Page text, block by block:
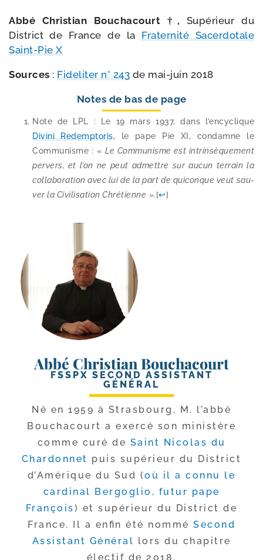
Abbé Christian Bouchacourt †, Supérieur du
District de France de laFraternité Sacerdotale
Saint-​Pie X
Sources : Fideliter n° 243 de mai-​juin 2018
Notes de bas de page
Note de LPL : Le 19 mars 1937, dans l’en­cy­clique
Divini Redemptoris, le pape Pie XI, condamne le
Communisme : « Le Communisme est intrin­sè­que­ment
per­vers, et l’on ne peut admettre sur aucun ter­rain la
col­la­bo­ra­tion avec lui de la part de qui­conque veut sau­
ver la Civilisation Chrétienne ».[↩]
Abbé Christian Bouchacourt
FSSPX SECOND ASSISTANT
GÉNÉRAL
Né en 1959 à Strasbourg, M. l’ab­bé
Bouchacourt a exer­cé son minis­tère
comme curé de Saint Nicolas du
Chardonnet puis supé­rieur du District
d’Amérique du Sud (où il a connu le
car­di­nal Bergoglio, futur pape
François) et supé­rieur du District de
France. Il a enfin été nom­mé Second
Assistant Général lors du cha­pitre
élec­tif de 2018.